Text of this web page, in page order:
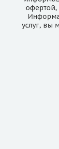
офертой,
услуг, вы